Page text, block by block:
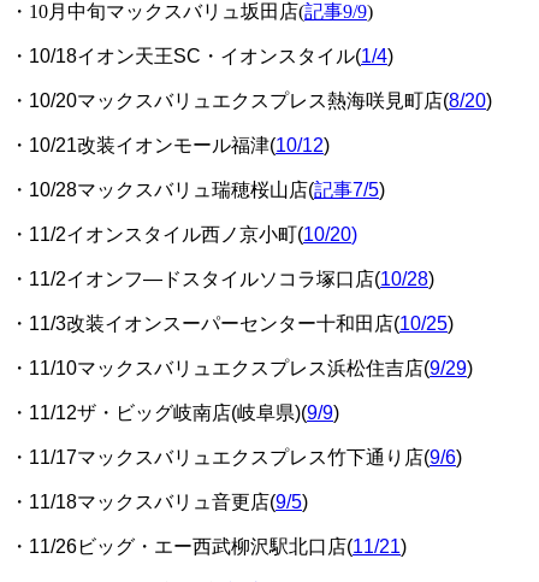
・10月中旬マックスバリュ坂田店(記事9/9)
・10/18イオン天王SC・イオンスタイル(1/4)
・10/20マックスバリュエクスプレス熱海咲見町店(8/20)
・10/21改装イオンモール福津(10/12)
・10/28マックスバリュ瑞穂桜山店(記事7/5)
・11/2イオンスタイル西ノ京小町(10/20)
・11/2イオンフ―ドスタイルソコラ塚口店(10/28)
・11/3改装イオンスーパーセンター十和田店(10/25)
・11/10マックスバリュエクスプレス浜松住吉店(9/29)
・11/12ザ・ビッグ岐南店(岐阜県)(9/9)
・11/17マックスバリュエクスプレス竹下通り店(9/6)
・11/18マックスバリュ音更店(9/5)
・11/26ビッグ・エー西武柳沢駅北口店(11/21)